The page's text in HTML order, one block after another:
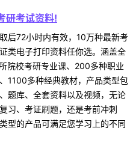
研考试资料!
后72小时内有效，10万种最新考
类电子打印资料任你选。涵盖全
院校考研专业课、200多种职业
1100多种经典教材，产品类型包
题库、全套资料以及视频，无论
习、考证刷题，还是考前冲刺
型的产品可满足您学习上的不同